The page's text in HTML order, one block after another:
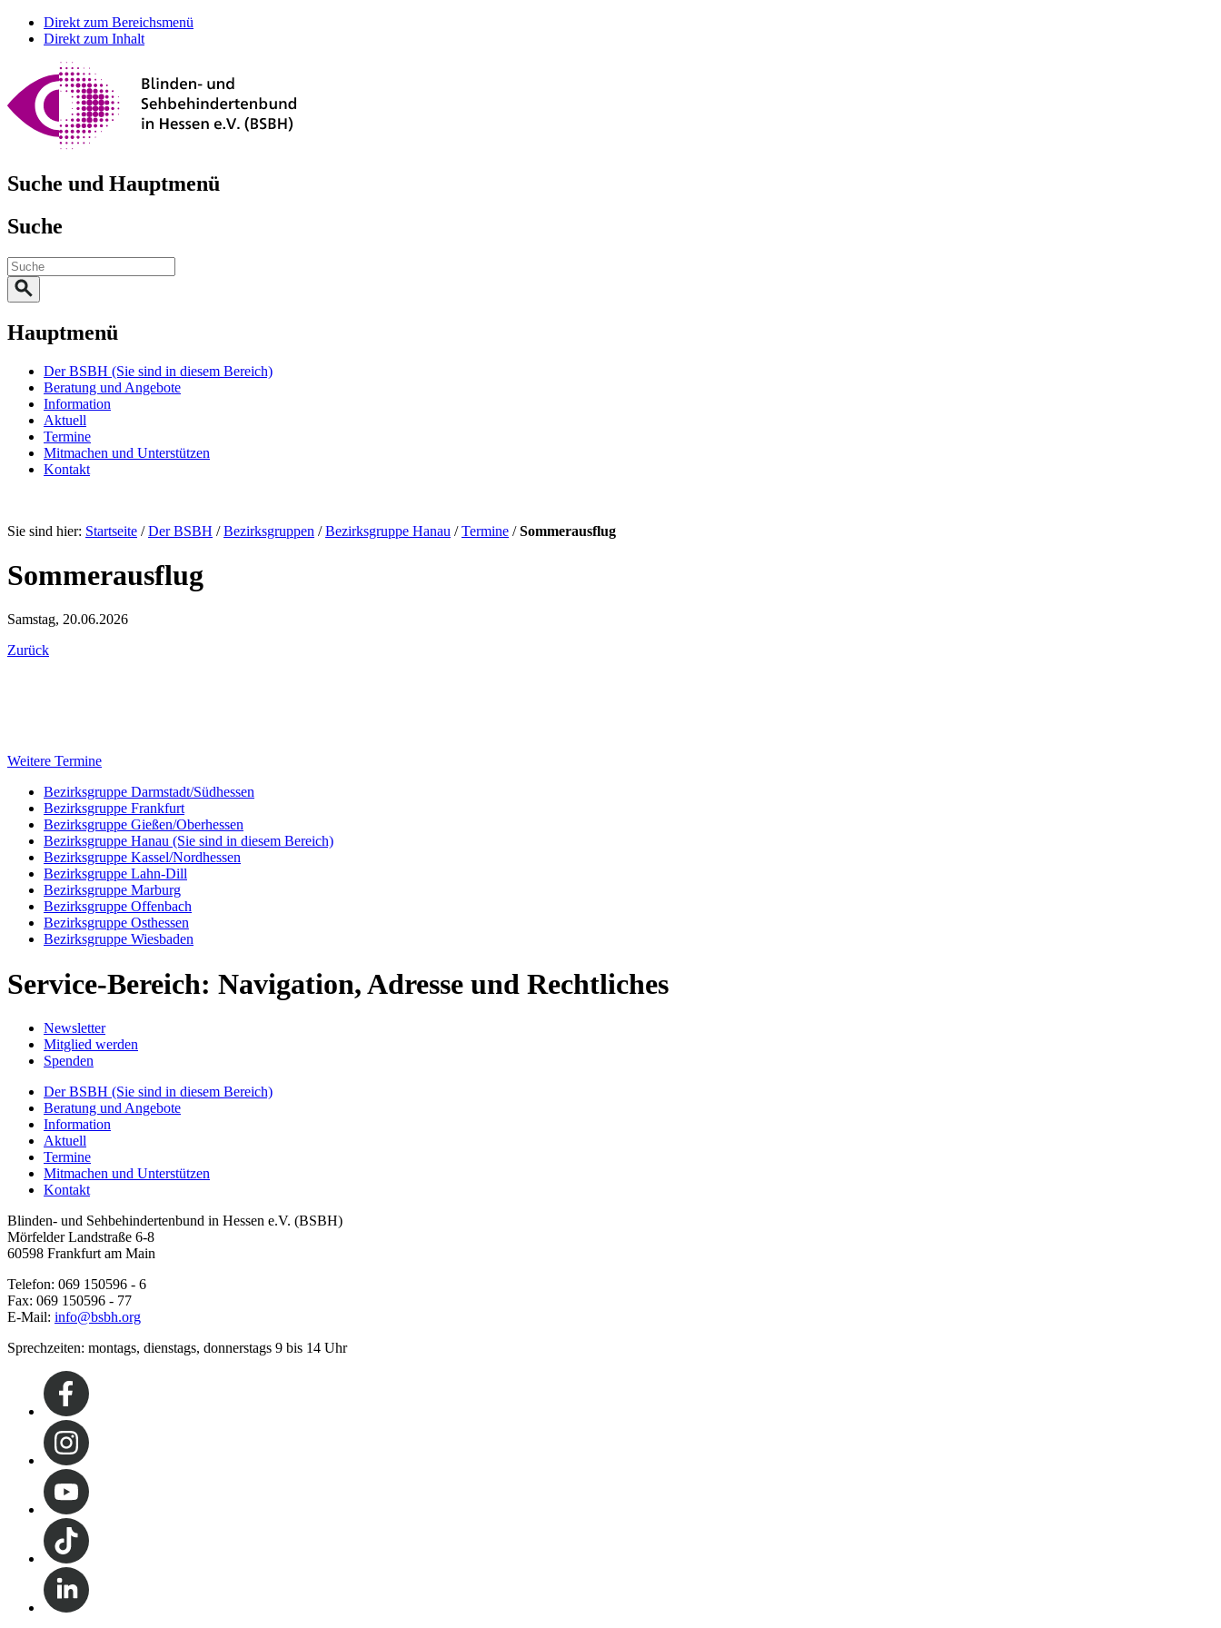
Direkt zum Bereichsmenü
Direkt zum Inhalt
Suche und Hauptmenü
Suche
Hauptmenü
Der BSBH (Sie sind in diesem Bereich)
Beratung und Angebote
Information
Aktuell
Termine
Mitmachen und Unterstützen
Kontakt
Sie sind hier: Startseite / Der BSBH /Bezirksgruppen /Bezirksgruppe Hanau /Termine /Sommerausflug
Sommerausflug
Samstag, 20.06.2026
Zurück
Weitere Termine
Bezirksgruppe Darmstadt/Südhessen
Bezirksgruppe Frankfurt
Bezirksgruppe Gießen/Oberhessen
Bezirksgruppe Hanau (Sie sind in diesem Bereich)
Bezirksgruppe Kassel/Nordhessen
Bezirksgruppe Lahn-Dill
Bezirksgruppe Marburg
Bezirksgruppe Offenbach
Bezirksgruppe Osthessen
Bezirksgruppe Wiesbaden
Service-Bereich: Navigation, Adresse und Rechtliches
Newsletter
Mitglied werden
Spenden
Der BSBH (Sie sind in diesem Bereich)
Beratung und Angebote
Information
Aktuell
Termine
Mitmachen und Unterstützen
Kontakt
Blinden- und Sehbehindertenbund in Hessen e.V. (BSBH)
Mörfelder Landstraße 6-8
60598 Frankfurt am Main
Telefon: 069 150596 - 6
Fax: 069 150596 - 77
E-Mail: info@bsbh.org
Sprechzeiten: montags, dienstags, donnerstags 9 bis 14 Uhr